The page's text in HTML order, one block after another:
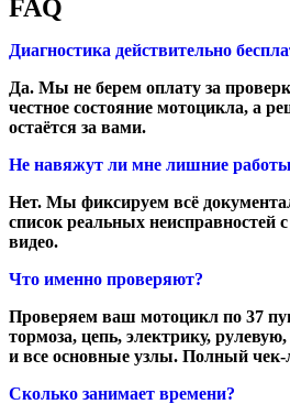
FAQ
Диагностика действительно
Да. Мы не берем оплату за
честное состояние мотоцикла, а
остаётся за вами.
Не навяжут ли мне лишние
Нет. Мы фиксируем всё
список реальных неисправностей
видео.
Что именно проверяют?
Проверяем ваш мотоцикл по 37
тормоза, цепь, электрику,
и все основные узлы. Полный
Сколько занимает времени?